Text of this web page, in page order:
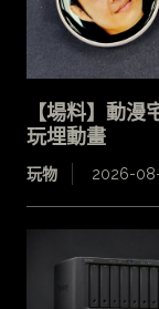
【場料】動漫
玩埋動畫
玩物 2026-